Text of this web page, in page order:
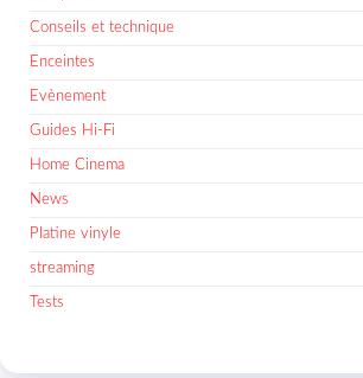
Conseils et technique
Enceintes
Evènement
Guides Hi-Fi
Home Cinema
News
Platine vinyle
streaming
Tests